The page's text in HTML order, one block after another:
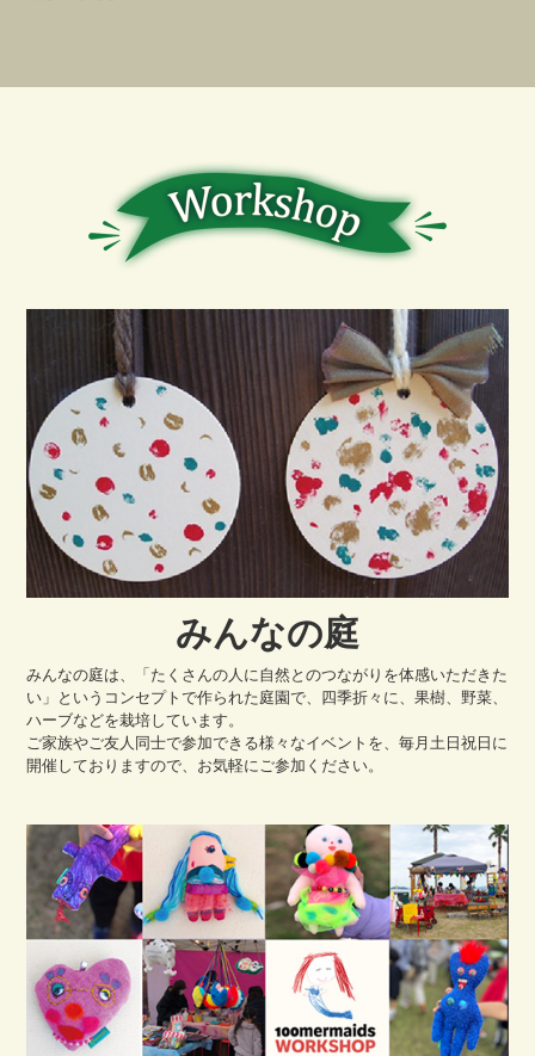
みんなの庭
みんなの庭は、「たくさんの人に自然とのつながりを体感いただきた
い」というコンセプトで作られた庭園で、四季折々に、果樹、野菜、
ハーブなどを栽培しています。
ご家族やご友人同士で参加できる様々なイベントを、毎月土日祝日に
開催しておりますので、お気軽にご参加ください。